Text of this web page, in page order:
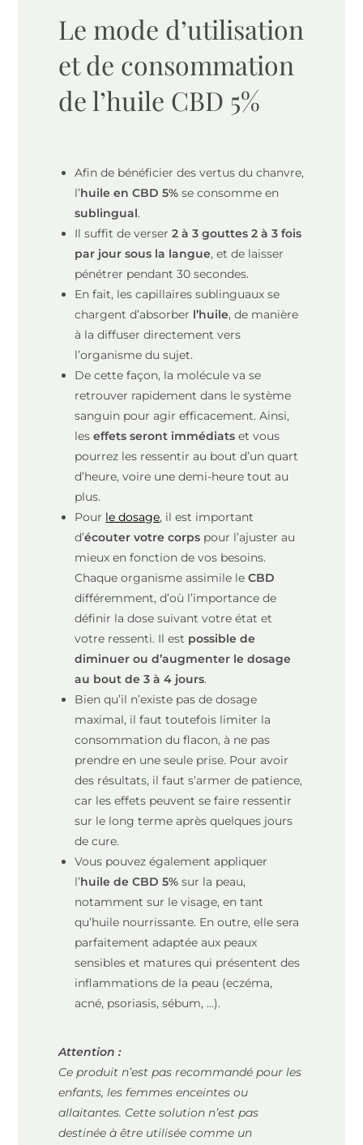
Le mode d’utilisation
et de consommation
de l’huile CBD 5%
Afin de bénéficier des vertus du chanvre,
l’huile en CBD 5% se consomme en
sublingual.
Il suffit de verser2 à 3 gouttes 2 à 3 fois
par jour sous la langue, et de laisser
pénétrer pendant 30 secondes.
En fait, les capillaires sublinguaux se
chargent d’absorber l’huile, de manière
à la diffuser directement vers
l’organisme du sujet.
De cette façon, la molécule va se
retrouver rapidement dans le système
sanguin pour agir efficacement. Ainsi,
leseffets seront immédiats et vous
pourrez les ressentir au bout d’un quart
d’heure, voire une demi-heure tout au
plus.
Pour le dosage, il est important
d’écouter votre corps pour l’ajuster au
mieux en fonction de vos besoins.
Chaque organisme assimile leCBD
différemment, d’où l’importance de
définir la dose suivant votre état et
votre ressenti. Il est possible de
diminuer ou d’augmenter le dosage
au bout de 3 à 4 jours.
Bien qu’il n’existe pas de dosage
maximal, il faut toutefois limiter la
consommation du flacon, à ne pas
prendre en une seule prise. Pour avoir
des résultats, il faut s’armer de patience,
car les effets peuvent se faire ressentir
sur le long terme après quelques jours
de cure.
Vous pouvez également appliquer
l’huile de CBD 5% sur la peau,
notamment sur le visage, en tant
qu’huile nourrissante. En outre, elle sera
parfaitement adaptée aux peaux
sensibles et matures qui présentent des
inflammations de la peau (eczéma,
acné, psoriasis, sébum, …).
Attention :
Ce produit n’est pas recommandé pour les
enfants, les femmes enceintes ou
allaitantes. Cette solution n’est pas
destinée à être utilisée comme un